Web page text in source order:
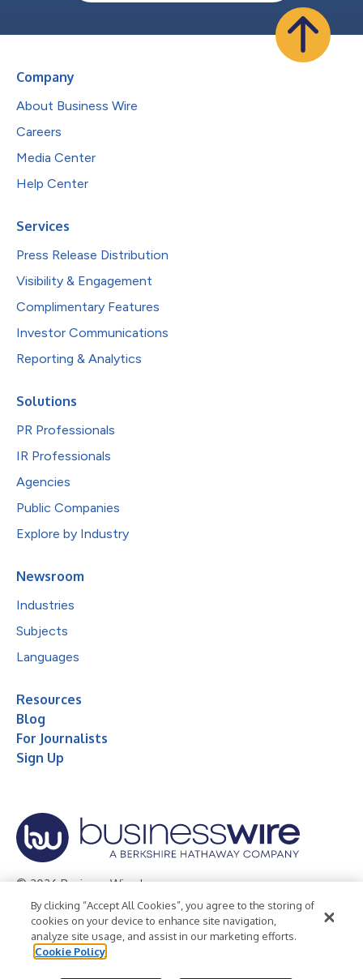
Company
About Business Wire
Careers
Media Center
Help Center
Services
Press Release Distribution
Visibility & Engagement
Complimentary Features
Investor Communications
Reporting & Analytics
Solutions
PR Professionals
IR Professionals
Agencies
Public Companies
Explore by Industry
Newsroom
Industries
Subjects
Languages
Resources
Blog
For Journalists
Sign Up
© 2026 Business Wire, Inc.
Privacy Policy Cookie Policy
Accessibility Statement
Terms of Use
Legal
By clicking “Accept All Cookies”, you agree to the storing of
cookies on your device to enhance site navigation,
analyze site usage, and assist in our marketing efforts.
Cookie Policy